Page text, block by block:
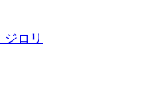
ロリ